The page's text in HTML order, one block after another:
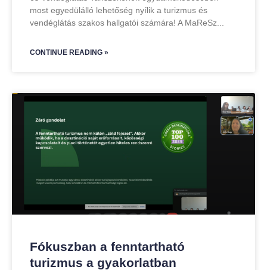
most egyedülálló lehetőség nyílik a turizmus és
vendéglátás szakos hallgatói számára! A MaReSz
CONTINUE READING »
Fókuszban a fenntartható
turizmus a gyakorlatban